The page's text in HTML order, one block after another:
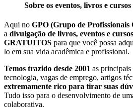
Sobre os eventos, livros e
Aqui no GPO (Grupo de Profissionais
a divulgação de livros, eventos e
GRATUITOS para que você possa
lo em sua vida acadêmica e profissional.
Temos trazido desde 2001 as
tecnologia, vagas de emprego, artigos
extremamente rico para tirar suas
Tudo isso para o desenvolvimento de
colaborativa.